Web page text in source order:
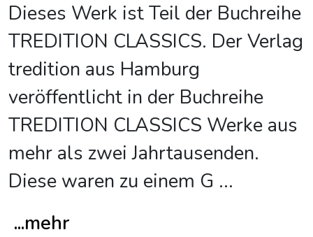
Dieses Werk ist Teil der Buchreihe
TREDITION CLASSICS. Der Verlag
tredition aus Hamburg
veröffentlicht in der Buchreihe
TREDITION CLASSICS Werke aus
mehr als zwei Jahrtausenden.
Diese waren zu einem G ...
...mehr